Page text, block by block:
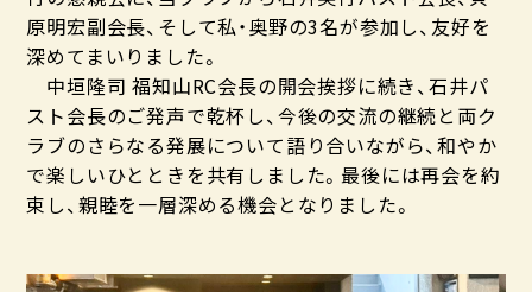
原明宏副会長、そして私・奥野の3名が参加し、友好を
深めてまいりました。
中垣隆司 福知山RC会長の開会挨拶に続き、石井パ
スト会長のご発声で乾杯し、今後の交流の継続と両ク
ラブのさらなる発展について語り合いながら、和やか
で楽しいひとときを共有しました。最後には再会を約
束し、親睦を一層深める機会となりました。